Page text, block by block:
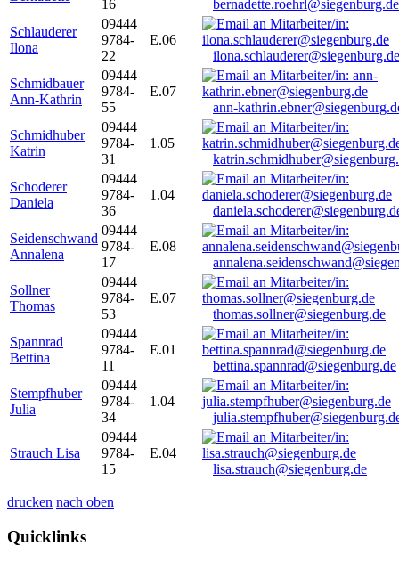
16
bernadette.roehrl@siegenburg.de
Schlauderer
Ilona
09444
9784-
22
E.06
ilona.schlauderer@siegenburg.de
Schmidbauer
Ann-Kathrin
09444
9784-
55
E.07
ann-
Schmidhuber
Katrin
09444
9784-
31
1.05
Schoderer
Daniela
09444
9784-
36
1.04
Seidenschwand
Annalena
09444
9784-
17
E.08
Sollner
Thomas
09444
9784-
53
E.07
thomas.sollner@siegenburg.de
Spannrad
Bettina
09444
9784-
11
E.01
bettina.spannrad@siegenburg.de
Stempfhuber
Julia
09444
9784-
34
1.04
Strauch Lisa
09444
9784-
15
E.04
lisa.strauch@siegenburg.de
drucken nach oben
Quicklinks